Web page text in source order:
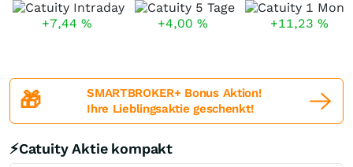
+7,44 % +4,00 % +11,23 %
🎁
SMARTBROKER+ Bonus Aktion!
Ihre Lieblingsaktie geschenkt!
⚡Catuity Aktie kompakt